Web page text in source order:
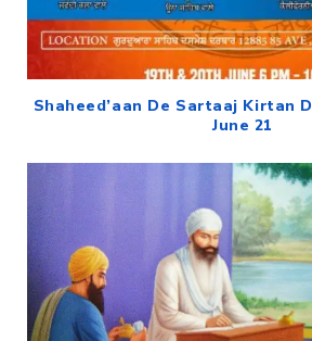
Shaheed’aan De Sartaaj Kirtan
June 21